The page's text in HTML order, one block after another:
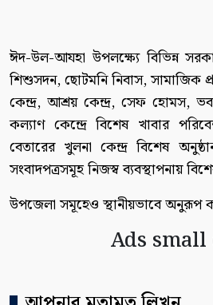
ঈদ-উল-আযহা উপলক্ষ্যে বিভিন্ন
শিশুসদন, ছোটমনি নিবাস, সামাজিক
কেন্দ্র, আশ্রয় কেন্দ্র, সেফ হোমস,
কল্যাণ কেন্দ্রে বিশেষ খাবার
বেতারের খুলনা কেন্দ্র বিশেষ
সংবাদপত্রসমূহ নিজস্ব ব্যবস্থাপনায়
উপজেলা সমূহেও স্থানীয়ভাবে অনুরূপ
Ads small